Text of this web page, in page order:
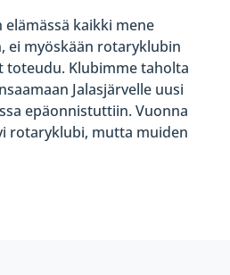
kaikki mene
ei myöskään rotaryklubin
toteudu. Klubimme taholta
Jalasjärvelle uusi
epäonnistuttiin. Vuonna
rotaryklubi, mutta muiden